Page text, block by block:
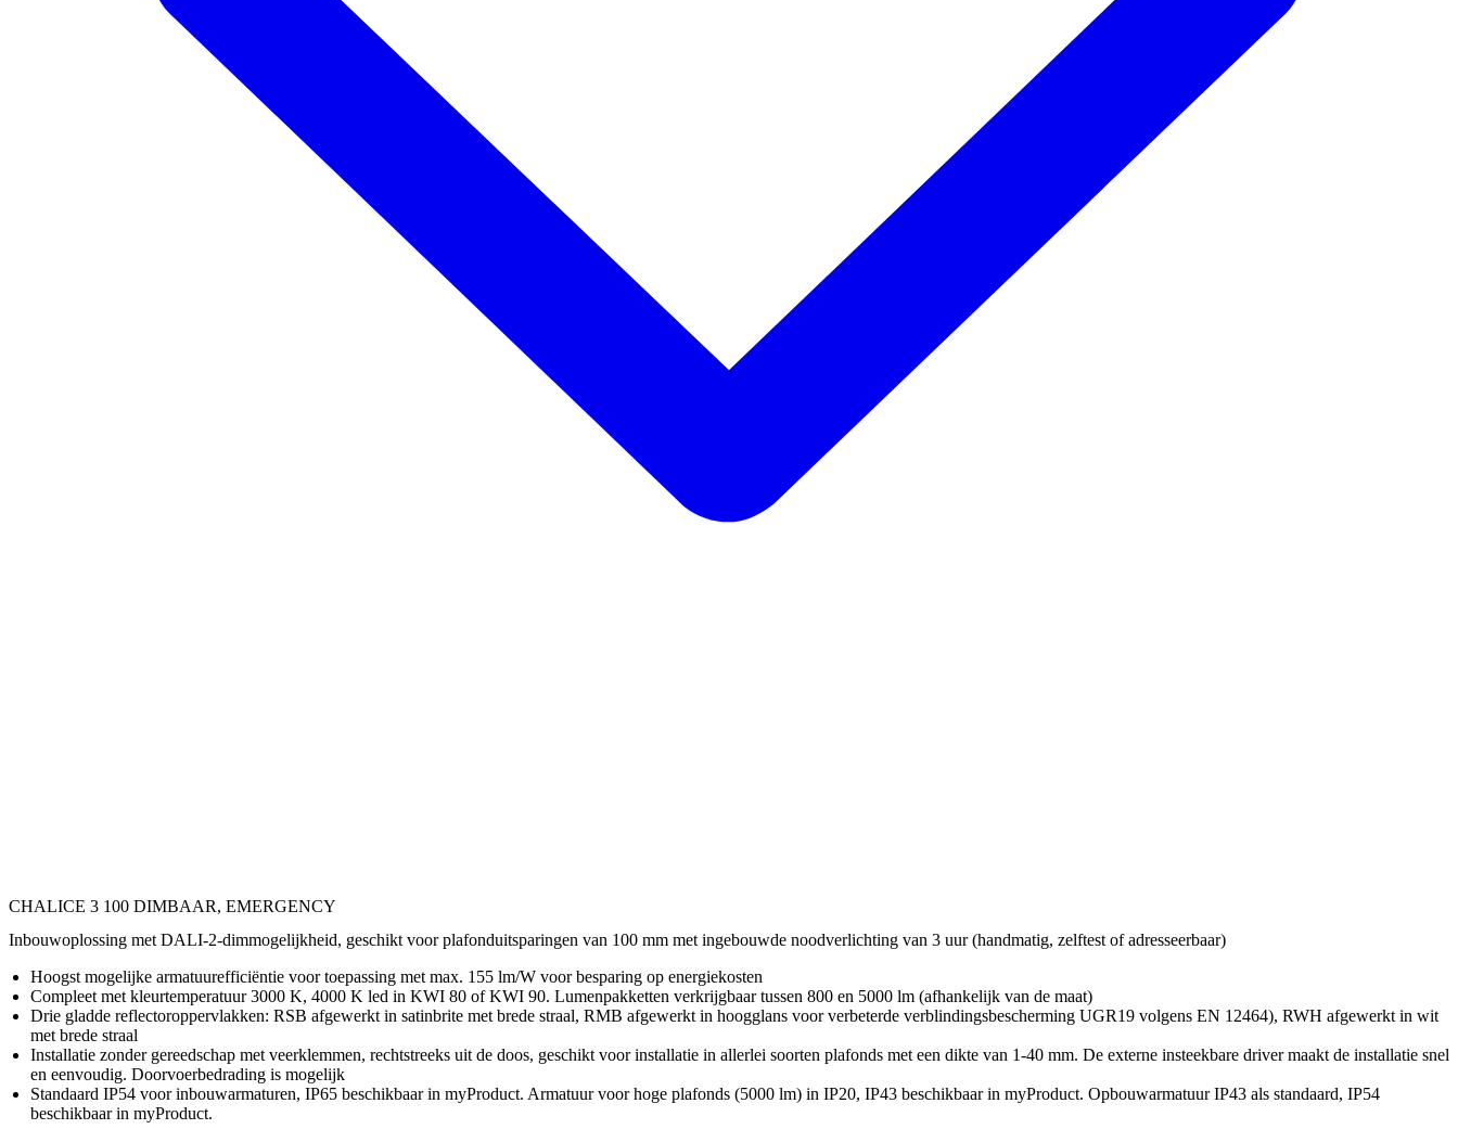
CHALICE 3 100 DIMBAAR, EMERGENCY
Inbouwoplossing met DALI-2-dimmogelijkheid, geschikt voor plafonduitsparingen van 100 mm met ingebouwde noodverlichting van 3 uur (handmatig, zelftest of adresseerbaar)
Hoogst mogelijke armatuurefficiëntie voor toepassing met max. 155 lm/W voor besparing op energiekosten
Compleet met kleurtemperatuur 3000 K, 4000 K led in KWI 80 of KWI 90. Lumenpakketten verkrijgbaar tussen 800 en 5000 lm (afhankelijk van de maat)
Drie gladde reflectoroppervlakken: RSB afgewerkt in satinbrite met brede straal, RMB afgewerkt in hoogglans voor verbeterde verblindingsbescherming UGR19 volgens EN 12464), RWH afgewerkt in wit
met brede straal
Installatie zonder gereedschap met veerklemmen, rechtstreeks uit de doos, geschikt voor installatie in allerlei soorten plafonds met een dikte van 1-40 mm. De externe insteekbare driver maakt de installatie snel
en eenvoudig. Doorvoerbedrading is mogelijk
Standaard IP54 voor inbouwarmaturen, IP65 beschikbaar in myProduct. Armatuur voor hoge plafonds (5000 lm) in IP20, IP43 beschikbaar in myProduct. Opbouwarmatuur IP43 als standaard, IP54
beschikbaar in myProduct.